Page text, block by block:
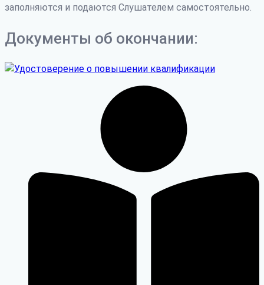
заполняются и подаются Слушателем самостоятельно.
Документы об окончании: